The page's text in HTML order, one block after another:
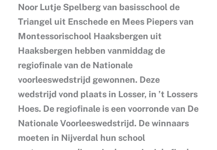
Noor Lutje Spelberg van basisschool de
Triangel uit Enschede en Mees Piepers van
Montessorischool Haaksbergen uit
Haaksbergen hebben vanmiddag de
regiofinale van de Nationale
voorleeswedstrijd gewonnen. Deze
wedstrijd vond plaats in Losser, in ’t Lossers
Hoes. De regiofinale is een voorronde van De
Nationale Voorleeswedstrijd. De winnaars
moeten in Nijverdal hun school